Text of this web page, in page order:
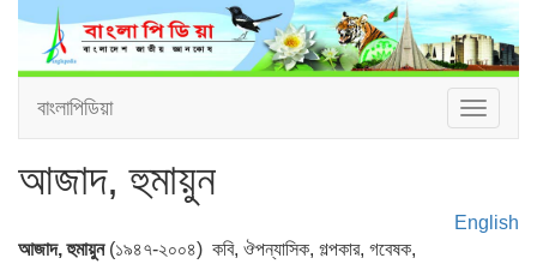
Toggle
বাংলাপিডিয়া
আজাদ, হুমায়ুন
English
আজাদ, হুমায়ুন(১৯৪৭-২০০৪) কবি, ঔপন্যাসিক, গল্পকার, গবেষক,